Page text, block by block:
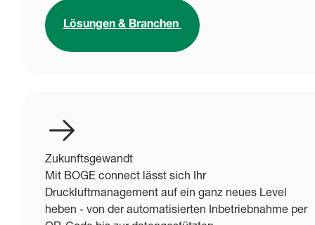
Lösungen & Branchen
Zukunftsgewandt
Mit BOGE connect lässt sich Ihr
Druckluftmanagement auf ein ganz neues Level
heben - von der automatisierten Inbetriebnahme per